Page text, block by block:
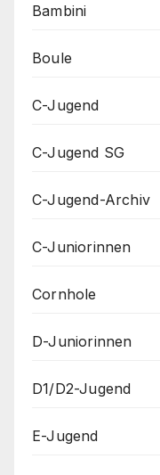
Bambini
Boule
C-Jugend
C-Jugend SG
C-Jugend-Archiv
C-Juniorinnen
Cornhole
D-Juniorinnen
D1/D2-Jugend
E-Jugend